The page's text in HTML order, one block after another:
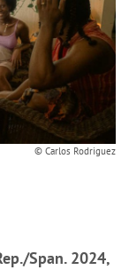
© Carlos Rodriguez
Span. 2024,